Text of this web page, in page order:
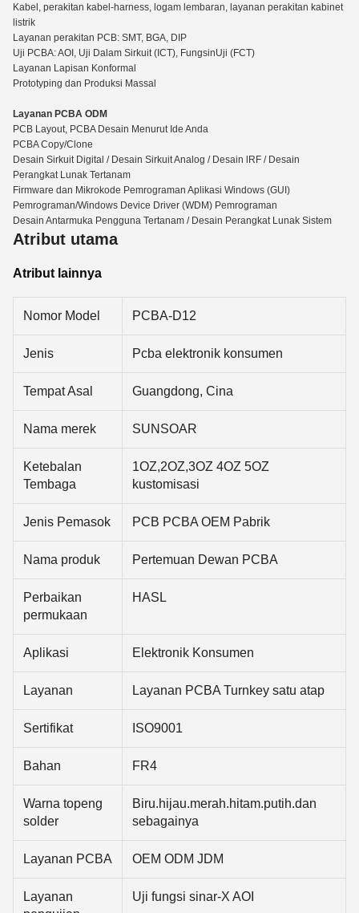
Kabel, perakitan kabel-harness, logam lembaran, layanan perakitan kabinet
listrik
Layanan perakitan PCB: SMT, BGA, DIP
Uji PCBA: AOI, Uji Dalam Sirkuit (ICT), FungsinUji (FCT)
Layanan Lapisan Konformal
Prototyping dan Produksi Massal
Layanan PCBA ODM
PCB Layout, PCBA Desain Menurut Ide Anda
PCBA Copy/Clone
Desain Sirkuit Digital / Desain Sirkuit Analog / Desain lRF / Desain
Perangkat Lunak Tertanam
Firmware dan Mikrokode Pemrograman Aplikasi Windows (GUI)
Pemrograman/Windows Device Driver (WDM) Pemrograman
Desain Antarmuka Pengguna Tertanam / Desain Perangkat Lunak Sistem
Atribut utama
Atribut lainnya
Nomor Model PCBA-D12
Jenis Pcba elektronik konsumen
Tempat Asal Guangdong, Cina
Nama merek SUNSOAR
Ketebalan
Tembaga
1OZ,2OZ,3OZ 4OZ 5OZ
kustomisasi
Jenis Pemasok PCB PCBA OEM Pabrik
Nama produk Pertemuan Dewan PCBA
Perbaikan
permukaan
HASL
Aplikasi Elektronik Konsumen
Layanan Layanan PCBA Turnkey satu atap
Sertifikat ISO9001
Bahan FR4
Warna topeng
solder
Biru.hijau.merah.hitam.putih.dan
sebagainya
Layanan PCBA OEM ODM JDM
Layanan
Uji fungsi sinar-X AOI